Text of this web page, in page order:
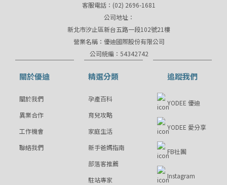
客服電話：(02) 2696-1681
公司地址：
新北市汐止區新台五路一段102號21樓
營業名稱：優迪國際股份有限公司
公司統編：54342742
關於優迪
關於我們
異業合作
工作機會
聯絡我們
精選分類
孕產百科
育兒攻略
家庭生活
新手爸媽指南
部落客推薦
駐站專家
追蹤我們
YODEE 優迪
YODEE 愛分享
FB社團
Instagram